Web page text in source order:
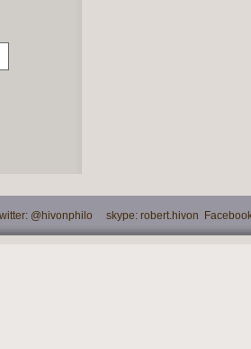
@hivonphilo skype: robert.hivon